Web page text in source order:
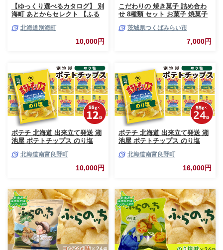
【ゆっくり選べるカタログ】 別
海町 あとからセレクト 【ふる
とから選べる！ ギフト いくら
ほたて 海鮮 牛肉 ケーキ アイス
【BY0000010】（ 後から選べ
グ あとからカタログポイント
あとからカタログギフト ふるさ
と納税 ）
北海道別海町
10,000円
こだわりの 焼き菓子 詰め合わ
せ 8種類 セット お菓子 焼菓子
茨城県つくばみらい市
7,000円
ポテチ 北海道 出来立て発送 湖
池屋 ポテトチップス のり塩
じゃがいも スナック スナック
菓子 ポテトチップ チップス ポ
テト 芋 菓子 お菓子 おやつ 大
ヤ 富良野
北海道南富良野町
10,000円
ポテチ 北海道 出来立て発送 湖
池屋 ポテトチップス のり塩
じゃがいも スナック スナック
菓子 ポテトチップ チップス ポ
テト 芋 菓子 お菓子 おやつ 大
ヤ 富良野
北海道南富良野町
16,000円